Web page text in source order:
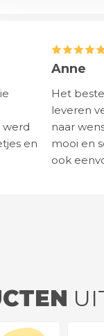
werd
en
Anne
Het
leveren
naar
mooi en
ook